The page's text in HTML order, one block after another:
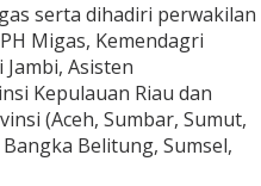
serta dihadiri perwakilan
Migas, Kemendagri
Asisten
Kepulauan Riau dan
(Aceh, Sumbar, Sumut,
Belitung, Sumsel,